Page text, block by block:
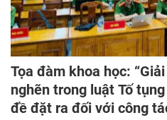
Tọa đàm khoa học:
nghẽn trong luật Tố
đề đặt ra đối với công